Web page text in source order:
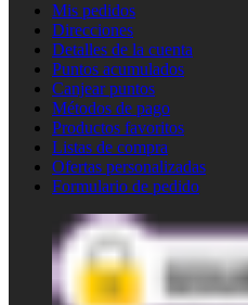
Mis pedidos
Direcciones
Detalles de la cuenta
Puntos acumulados
Canjear puntos
Métodos de pago
Productos favoritos
Listas de compra
Ofertas personalizadas
Formulario de pedido